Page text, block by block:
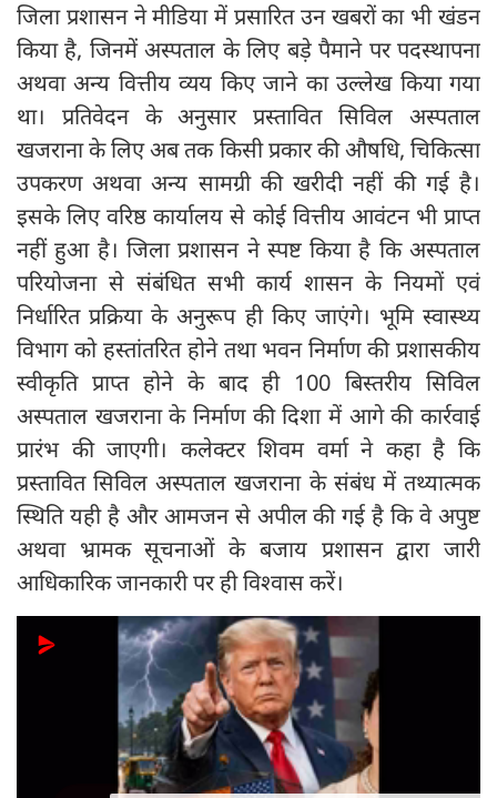
जिला प्रशासन ने मीडिया में प्रसारित उन खबरों का भी खंडन
किया है, जिनमें अस्पताल के लिए बड़े पैमाने पर पदस्थापना
अथवा अन्य वित्तीय व्यय किए जाने का उल्लेख किया गया
था। प्रतिवेदन के अनुसार प्रस्तावित सिविल अस्पताल
खजराना के लिए अब तक किसी प्रकार की औषधि, चिकित्सा
उपकरण अथवा अन्य सामग्री की खरीदी नहीं की गई है।
इसके लिए वरिष्ठ कार्यालय से कोई वित्तीय आवंटन भी प्राप्त
नहीं हुआ है। जिला प्रशासन ने स्पष्ट किया है कि अस्पताल
परियोजना से संबंधित सभी कार्य शासन के नियमों एवं
निर्धारित प्रक्रिया के अनुरूप ही किए जाएंगे। भूमि स्वास्थ्य
विभाग को हस्तांतरित होने तथा भवन निर्माण की प्रशासकीय
स्वीकृति प्राप्त होने के बाद ही 100 बिस्तरीय सिविल
अस्पताल खजराना के निर्माण की दिशा में आगे की कार्रवाई
प्रारंभ की जाएगी। कलेक्टर शिवम वर्मा ने कहा है कि
प्रस्तावित सिविल अस्पताल खजराना के संबंध में तथ्यात्मक
स्थिति यही है और आमजन से अपील की गई है कि वे अपुष्ट
अथवा भ्रामक सूचनाओं के बजाय प्रशासन द्वारा जारी
आधिकारिक जानकारी पर ही विश्वास करें।